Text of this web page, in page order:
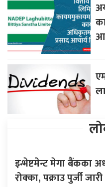
इन्भेष्टमेन्ट मेगा बैंकका
रोक्का, पक्राउ पुर्जी जारी